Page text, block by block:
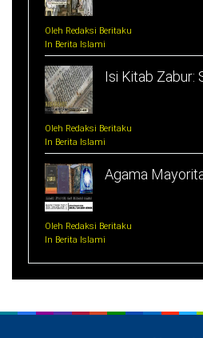
Oleh Redaksi Beritaku
In Berita Islami
Isi Kitab Zabur:
Oleh Redaksi Beritaku
In Berita Islami
Agama
Oleh Redaksi Beritaku
In Berita Islami